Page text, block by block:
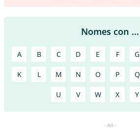
Nomes con ...
A B C D E F G
K L M N O P Q
U V W X Y